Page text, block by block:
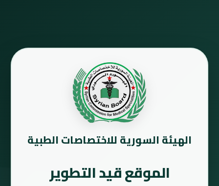
الهيئة السورية للاختصاصات الطبية
الموقع قيد التطوير